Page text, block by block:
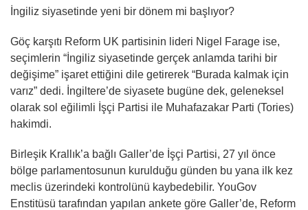
İngiliz siyasetinde yeni bir dönem mi başlıyor?
Göç karşıtı Reform UK partisinin lideri Nigel Farage ise,
seçimlerin “İngiliz siyasetinde gerçek anlamda tarihi bir
değişime” işaret ettiğini dile getirerek “Burada kalmak için
varız” dedi. İngiltere’de siyasete bugüne dek, geleneksel
olarak sol eğilimli İşçi Partisi ile Muhafazakar Parti (Tories)
hakimdi.
Birleşik Krallık’a bağlı Galler’de İşçi Partisi, 27 yıl önce
bölge parlamentosunun kurulduğu günden bu yana ilk kez
meclis üzerindeki kontrolünü kaybedebilir. YouGov
Enstitüsü tarafından yapılan ankete göre Galler’de, Reform